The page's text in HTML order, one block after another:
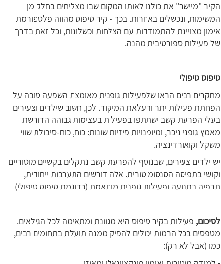
הקיר "מיישר" את כולנו לאותו המקום שבו מצליחים בחלק מן
המשימות, ונכשלים באחרות. בכך - קיר טיפוס מהווה פלטפורמת
אימון מצויינת להתמודדות עם הצלחות וכשלונות, וכל זאת בדרך
של פעילות ספורטיבית מהנה.
טיפוס טיפולי
מחקרים רבים הראו שלפעילות גופנית מאומצת השפעה טובה על
הפחתת פעילות יתר והעלאת המיקוד. לכן, חשוב שילדים וצעירים
בעלי הפרעת קשב ישתתפו בפעילות בעצימות גבוהה הדורשת
מאמץ גופני ניכר, ומיומנויות פיזיות שונות: כוח, כוח-סיבולת שווי
משקל וקואורדינציה.
יש ילדים צעירים, שבנוסף להפרעת קשב נתקלים בקשיים מוטוריים
וקושי בתפיסה הסנסומוטורית. אלה דורשים התערבות ייחודית,
תרפיה בתנועה ופעילות גופנית מותאמת (כדוגמת טיפוס טיפולי).
לסיכום, פעילות בקיר טיפוס היא מגוונת ומתאימה לכל הגילאים.
מטפסים בכל הרמות יכולים להפיק ממנה תועלת בתחומים רבים,
כמו (אבל לא רק):